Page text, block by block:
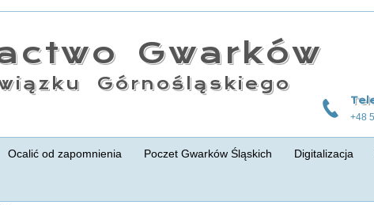
Gwarków
Górnośląskiego
+48
Ocalić od zapomnienia Poczet Gwarków Śląskich Digitalizacja